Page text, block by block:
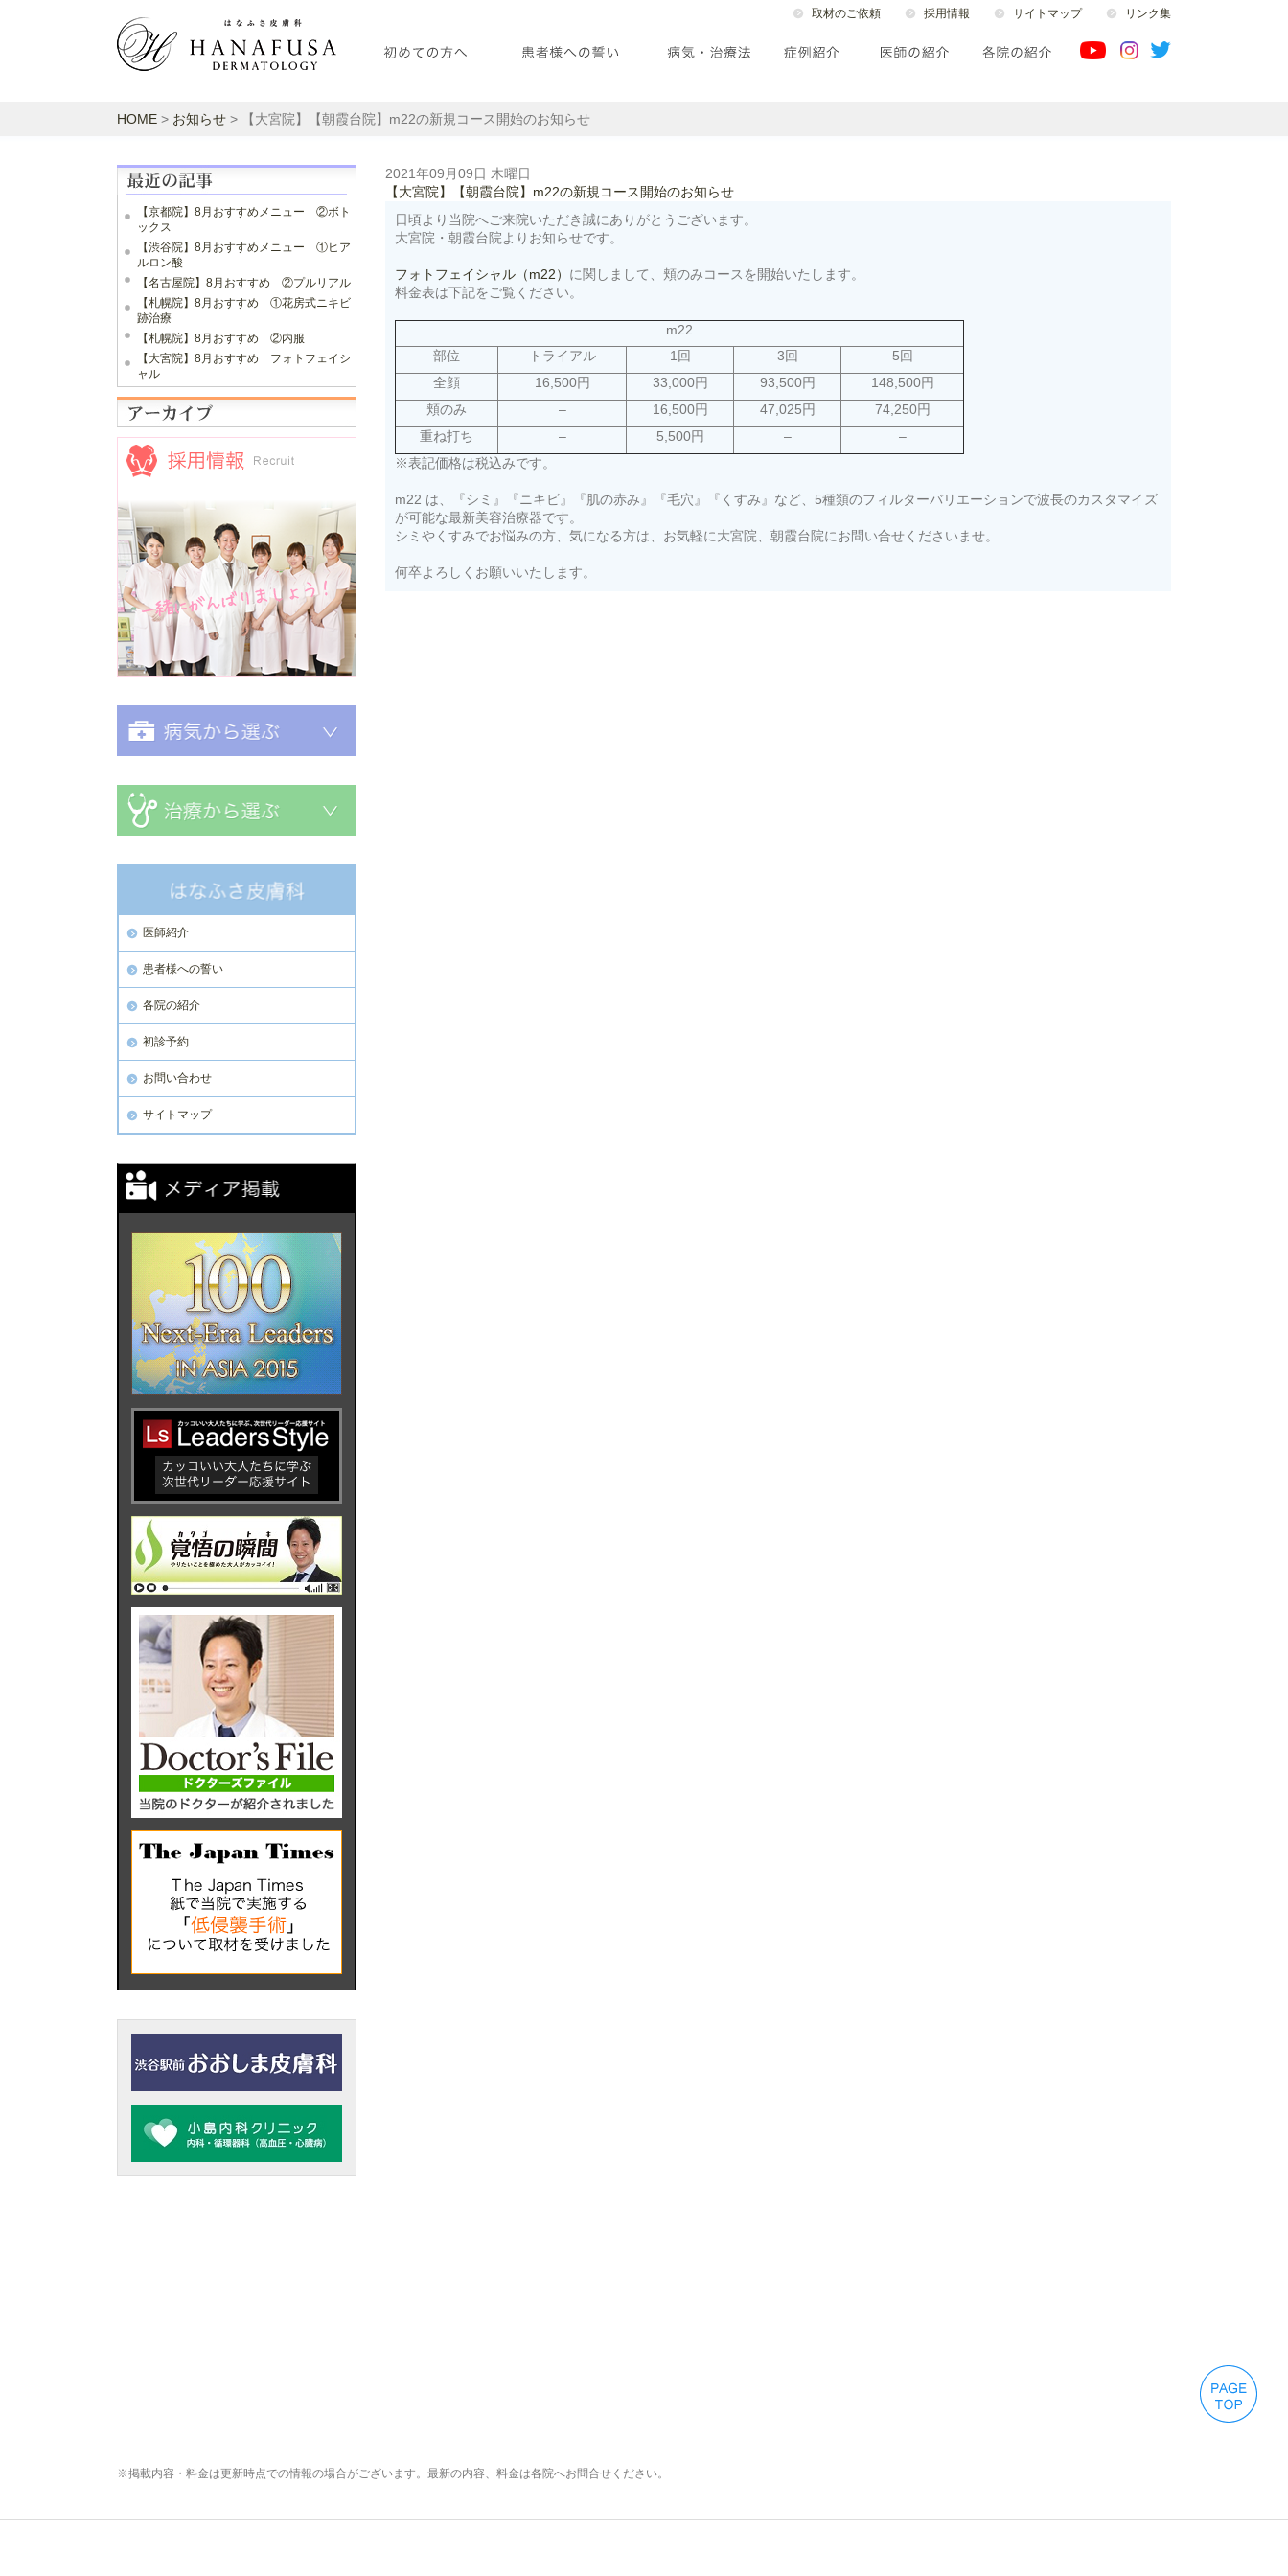
取材のご依頼 採用情報 サイトマップ リンク集
HOME > お知らせ > 【大宮院】【朝霞台院】m22の新規コース開始のお知らせ
2021年09月09日 木曜日
【大宮院】【朝霞台院】m22の新規コース開始のお知らせ
日頃より当院へご来院いただき誠にありがとうございます。
大宮院・朝霞台院よりお知らせです。
フォトフェイシャル（m22） に関しまして、頬のみコースを開始いたします。
料金表は下記をご覧ください。
m22
部位
トライアル 1回 3回
5回
全顔
16,500円 33,000円 93,500円
148,500円
頬のみ
– 16,500円 47,025円
74,250円
重ね打ち
– 5,500円 –
–
※表記価格は税込みです。
m22 は、『シミ』『ニキビ』『肌の赤み』『毛穴』『くすみ』など、5種類のフィルターバリエーションで波長のカスタマイズ
が可能な最新美容治療器です。
シミやくすみでお悩みの方、気になる方は、お気軽に大宮院、朝霞台院にお問い合せくださいませ。
何卒よろしくお願いいたします。
【京都院】8月おすすめメニュー ②ボト
ックス
【渋谷院】8月おすすめメニュー ①ヒア
ルロン酸
【名古屋院】8月おすすめ ②プルリアル
【札幌院】8月おすすめ ①花房式ニキビ
跡治療
【札幌院】8月おすすめ ②内服
【大宮院】8月おすすめ フォトフェイシ
ャル
採用情報
医師紹介
患者様への誓い
各院の紹介
初診予約
お問い合わせ
サイトマップ
※掲載内容・料金は更新時点での情報の場合がございます。最新の内容、料金は各院へお問合せください。